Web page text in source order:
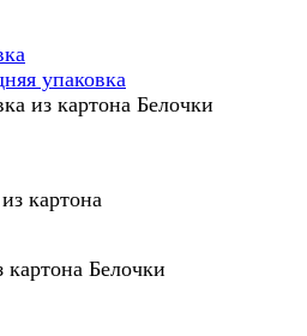
упаковка
из картона Белочки
картона Белочки